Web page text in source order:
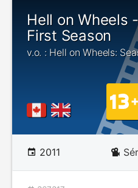
Hell on Wheels
First Season
v.o. : Hell on Wheels:
2011